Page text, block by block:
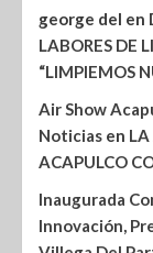
george del en
LABORES DE
“LIMPIEMOS
Air Show
Noticias en LA
ACAPULCO
Inaugurada
Innovación,